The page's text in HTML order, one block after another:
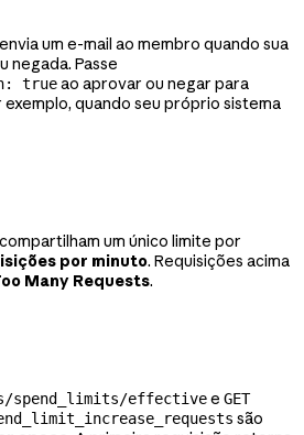
um e-mail ao membro quando sua
negada. Passe
trueao aprovar ou negar para
quando seu próprio sistema
um único limite por
por minuto. Requisições acima
Many Requests.
spend_limits/effectivee GET
são